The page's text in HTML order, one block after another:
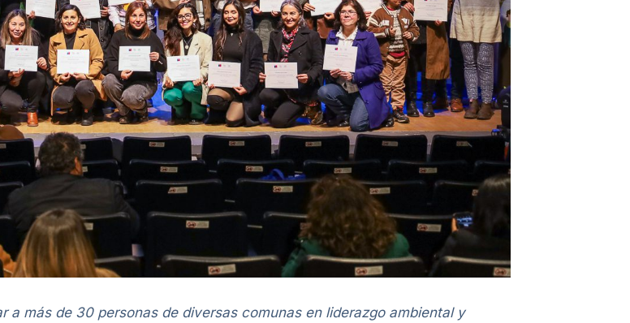
más de 30 personas de diversas comunas en liderazgo ambiental y